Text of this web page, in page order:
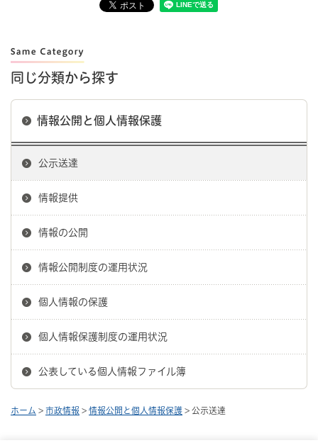
同じ分類から探す
情報公開と個人情報保護
公示送達
情報提供
情報の公開
情報公開制度の運用状況
個人情報の保護
個人情報保護制度の運用状況
公表している個人情報ファイル簿
ホーム > 市政情報 > 情報公開と個人情報保護 > 公示送達